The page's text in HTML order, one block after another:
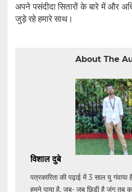
अपने पसंदीदा सितारों के बारे में और
जुड़े रहे हमारे साथ।
About The
विशाल दुबे
पत्रकारिता की पढ़ाई में 3 साल यु
हमने पाया है, जब- जब छिड़ी है जंग तब